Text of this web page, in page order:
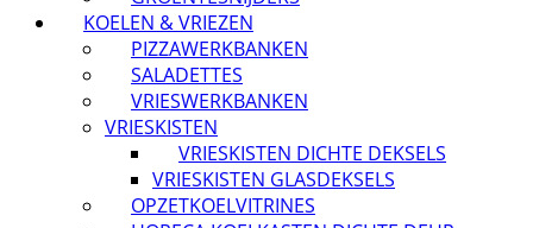
KOELEN & VRIEZEN
PIZZAWERKBANKEN
SALADETTES
VRIESWERKBANKEN
VRIESKISTEN
VRIESKISTEN DICHTE DEKSELS
VRIESKISTEN GLASDEKSELS
OPZETKOELVITRINES